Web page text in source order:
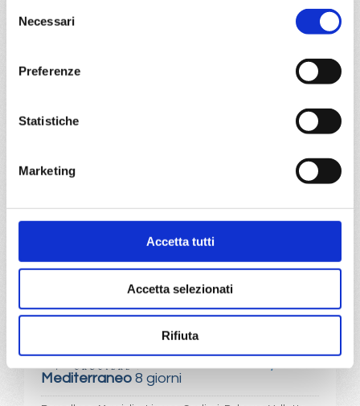
delNecessari
Preferenze
Statistiche
Marketing
Accetta tutti
Accetta selezionati
Rifiuta
Barcellona, Marsiglia, La Spezia, Napoli, Palermo, Valletta,
01/08/2026
a partire da
€ 913
DETTAGLI
Mediterraneo8 giorni